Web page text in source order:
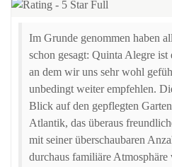
Im Grunde genommen haben
schon gesagt: Quinta Alegre
an dem wir uns sehr wohl
unbedingt weiter empfehlen.
Blick auf den gepflegten
Atlantik, das überaus
mit seiner überschaubaren
durchaus familiäre